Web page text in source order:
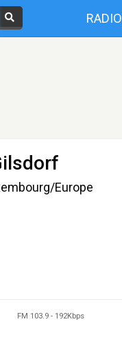
RADIO
Europe
FM 103.9 - 192Kbps